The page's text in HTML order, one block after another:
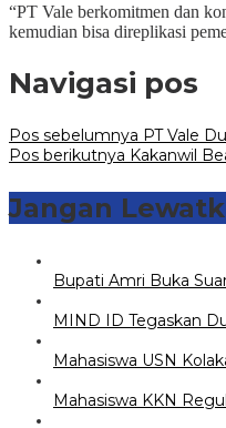
“PT Vale berkomitmen dan
kemudian bisa direplikasi
Navigasi pos
Pos sebelumnya PT Vale
Pos berikutnya Kakanwil
Jangan
Bupati Amri Buka
MIND ID Tegaskan
Mahasiswa USN
Mahasiswa KKN